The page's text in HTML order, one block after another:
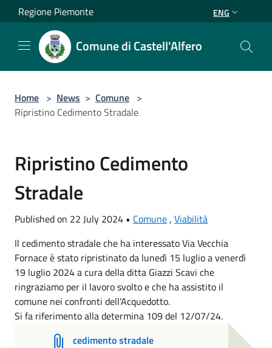
Salta al contenuto principale
Regione Piemonte ENG
Comune di Castell'Alfero
Home > News > Comune >
Ripristino Cedimento Stradale
Ripristino Cedimento
Stradale
Published on 22 July 2024 • Comune, Viabilità
Il cedimento stradale che ha interessato Via Vecchia
Fornace è stato ripristinato da lunedì 15 luglio a venerdì
19 luglio 2024 a cura della ditta Giazzi Scavi che
ringraziamo per il lavoro svolto e che ha assistito il
comune nei confronti dell'Acquedotto.
Si fa riferimento alla determina 109 del 12/07/24.
cedimento stradale